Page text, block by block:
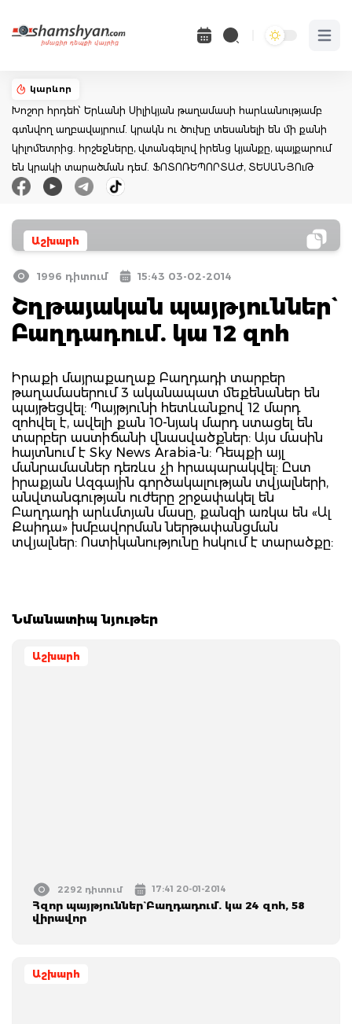
Open
կարևոր
Խոշոր հրդեհ՝ Երևանի Սիլիկյան թաղամասի հարևանությամբ
գտնվող աղբավայրում. կրակն ու ծուխը տեսանելի են մի քանի
կիլոմետրից. հրշեջները, վտանգելով իրենց կյանքը, պայքարում
են կրակի տարածման դեմ. ՖՈՏՈՌԵՊՈՐՏԱԺ, ՏԵՍԱՆՅՈւԹ
Աշխարհ
1996 դիտում 15:43 03-02-2014
Շղթայական պայթյուններ`
Բաղդադում. կա 12 զոհ
Իրաքի մայրաքաղաք Բաղդադի տարբեր
թաղամասերում 3 ականապատ մեքենաներ են
պայթեցվել: Պայթյունի հետևանքով 12 մարդ
զոհվել է, ավելի քան 10-նյակ մարդ ստացել են
տարբեր աստիճանի վնասվածքներ: Այս մասին
հայտնում է Sky News Arabia-ն: Դեպքի այլ
մանրամասներ դեռևս չի հրապարակվել: Ըստ
իրաքյան Ազգային գործակալության տվյալների,
անվտանգության ուժերը շրջափակել են
Բաղդադի արևմտյան մասը, քանզի առկա են «Ալ
Քաիդա» խմբավորման ներթափանցման
տվյալներ: Ոստիկանությունը հսկում է տարածքը:
Նմանատիպ նյութեր
Աշխարհ
2292 դիտում 17:41 20-01-2014
Հզոր պայթյուններ` Բաղդադում. կա 24 զոհ, 58
վիրավոր
Աշխարհ